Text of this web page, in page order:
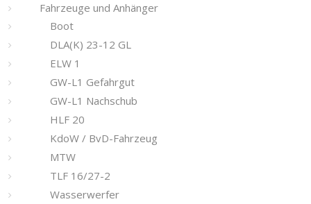
Fahrzeuge und Anhänger
Boot
DLA(K) 23-12 GL
ELW 1
GW-L1 Gefahrgut
GW-L1 Nachschub
HLF 20
KdoW / BvD-Fahrzeug
MTW
TLF 16/27-2
Wasserwerfer